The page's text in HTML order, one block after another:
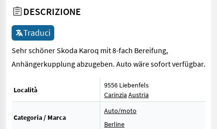
DESCRIZIONE
Traduci
Sehr schöner Skoda Karoq mit 8-fach Bereifung,
Anhängerkupplung abzugeben. Auto wäre sofort verfügbar.
Località
9556 Liebenfels
Carinzia Austria
Categoria / Marca
Auto/moto
Berline